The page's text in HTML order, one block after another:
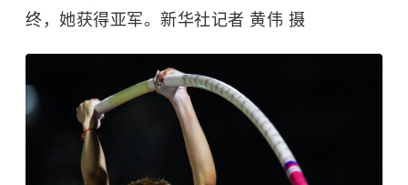
终，她获得亚军。新华社记者 黄伟 摄